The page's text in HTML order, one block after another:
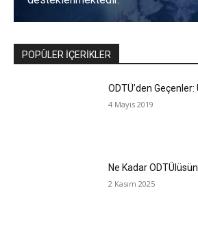
POPÜLER İÇERİKLER
ODTÜ’den
4 Mayıs 2019
Ne Kadar
2 Kasım 2025